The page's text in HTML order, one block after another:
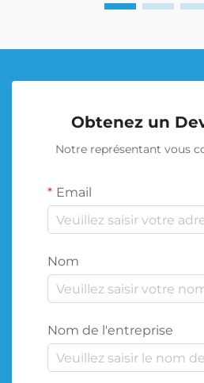
Obtenez un
Notre représentant vous
Email
Nom
Nom de l'entreprise